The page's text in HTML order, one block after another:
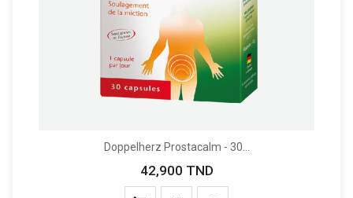
Doppelherz Prostacalm - 30...
Prix
42,900 TND